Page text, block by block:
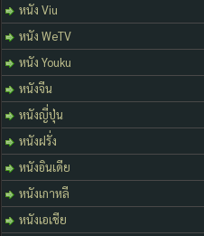
หนัง Viu
หนัง WeTV
หนัง Youku
หนังจีน
หนังญี่ปุ่น
หนังฝรั่ง
หนังอินเดีย
หนังเกาหลี
หนังเอเชีย